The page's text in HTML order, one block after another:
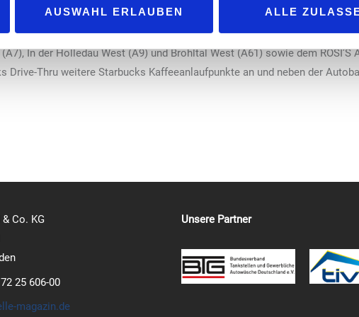
AUSWAHL ERLAUBEN ALLE
Tank & Rast mit den Raststätten Fernthal West (A3), Medenbach Ost
In der Holledau West (A9) und Brohltal West (A61) sowie dem ROSI’S
Drive-Thru weitere Starbucks Kaffeeanlaufpunkte an und neben der
Co. KG
25 606-00
magazin.de
Unsere Partner